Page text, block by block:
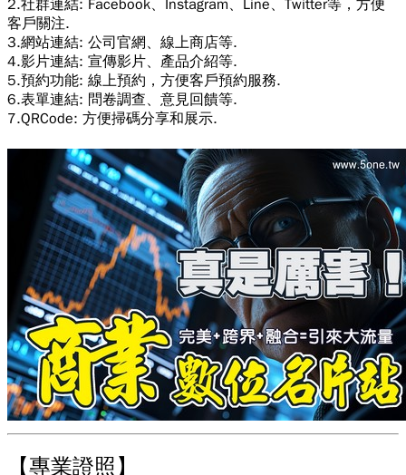
2.社群連結: Facebook、Instagram、Line、Twitter等，方便
客戶關注.
3.網站連結: 公司官網、線上商店等.
4.影片連結: 宣傳影片、產品介紹等.
5.預約功能: 線上預約，方便客戶預約服務.
6.表單連結: 問卷調查、意見回饋等.
7.QRCode: 方便掃碼分享和展示.
【專業證照】